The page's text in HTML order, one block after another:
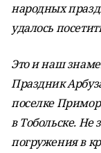
народных
удалось
Это и наш
Праздник
поселке
в Тобольске. Не
погружения в